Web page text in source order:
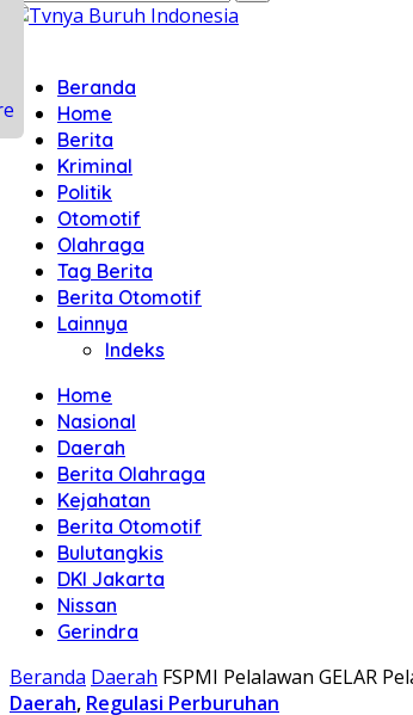
Beranda
Home
Berita
Kriminal
Politik
Otomotif
Olahraga
Tag Berita
Berita Otomotif
Lainnya
Indeks
Home
Nasional
Daerah
Berita Olahraga
Kejahatan
Berita Otomotif
Bulutangkis
DKI Jakarta
Nissan
Gerindra
Beranda Daerah FSPMI Pelalawan GELAR
Daerah, Regulasi Perburuhan